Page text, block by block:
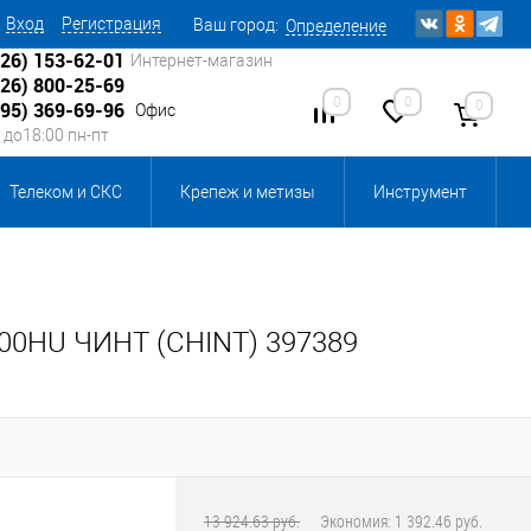
Вход Регистрация Ваш город: Определение
153-62-01 Интернет-магазин
800-25-69
369-69-96 Офис
до18:00 пн-пт
0 0 0
Телеком и СКС Крепеж и метизы Инструмент
и комплектующие, бытовая химия
для склада Ретро-электрика
ЧИНТ (CHINT) 397389
13 924.63 руб. Экономия: 1 392.46 руб.